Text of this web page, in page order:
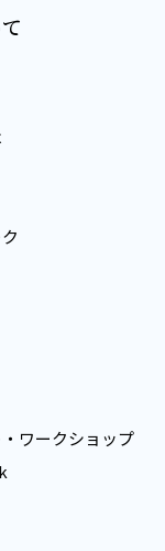
ワークショップ